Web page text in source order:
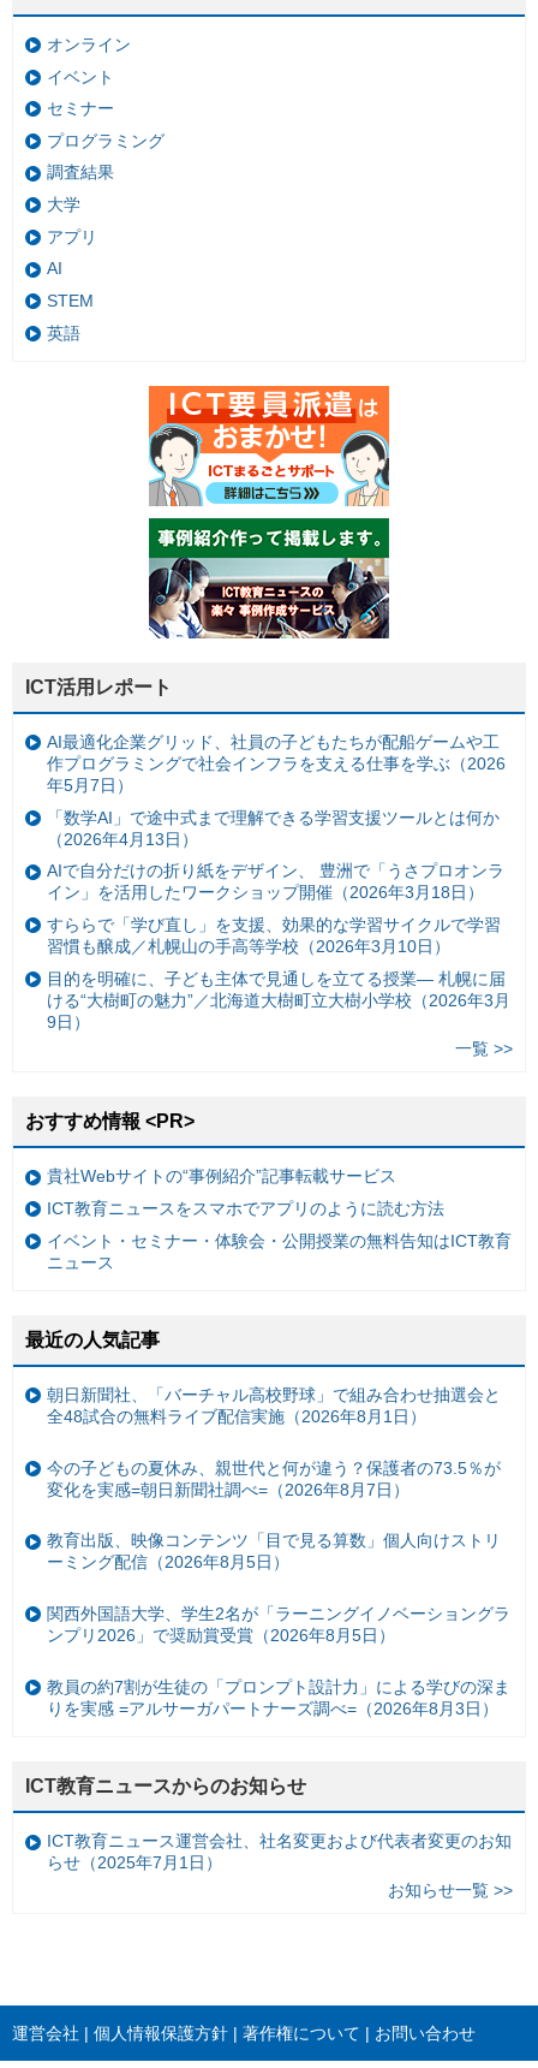
オンライン
イベント
セミナー
プログラミング
調査結果
大学
アプリ
AI
STEM
英語
ICT活用レポート
AI最適化企業グリッド、社員の子どもたちが配船ゲームや工
作プログラミングで社会インフラを支える仕事を学ぶ（2026
年5月7日）
「数学AI」で途中式まで理解できる学習支援ツールとは何か
（2026年4月13日）
AIで自分だけの折り紙をデザイン、 豊洲で「うさプロオンラ
イン」を活用したワークショップ開催（2026年3月18日）
すららで「学び直し」を支援、効果的な学習サイクルで学習
習慣も醸成／札幌山の手高等学校（2026年3月10日）
目的を明確に、子ども主体で見通しを立てる授業— 札幌に届
ける“大樹町の魅力”／北海道大樹町立大樹小学校（2026年3月
9日）
一覧 >>
おすすめ情報 <PR>
貴社Webサイトの“事例紹介”記事転載サービス
ICT教育ニュースをスマホでアプリのように読む方法
イベント・セミナー・体験会・公開授業の無料告知はICT教育
ニュース
最近の人気記事
朝日新聞社、「バーチャル高校野球」で組み合わせ抽選会と
全48試合の無料ライブ配信実施（2026年8月1日）
今の子どもの夏休み、親世代と何が違う？保護者の73.5％が
変化を実感=朝日新聞社調べ=（2026年8月7日）
教育出版、映像コンテンツ「目で見る算数」個人向けストリ
ーミング配信（2026年8月5日）
関西外国語大学、学生2名が「ラーニングイノベーショングラ
ンプリ2026」で奨励賞受賞（2026年8月5日）
教員の約7割が生徒の「プロンプト設計力」による学びの深ま
りを実感 =アルサーガパートナーズ調べ=（2026年8月3日）
ICT教育ニュースからのお知らせ
ICT教育ニュース運営会社、社名変更および代表者変更のお知
らせ（2025年7月1日）
お知らせ一覧 >>
運営会社 個人情報保護方針 著作権について お問い合わせ